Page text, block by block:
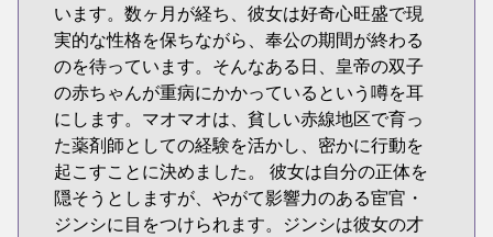
います。数ヶ月が経ち、彼女は好奇心旺盛で現
実的な性格を保ちながら、奉公の期間が終わる
のを待っています。そんなある日、皇帝の双子
の赤ちゃんが重病にかかっているという噂を耳
にします。マオマオは、貧しい赤線地区で育っ
た薬剤師としての経験を活かし、密かに行動を
起こすことに決めました。 彼女は自分の正体を
隠そうとしますが、やがて影響力のある宦官・
ジンシに目をつけられます。ジンシは彼女の才